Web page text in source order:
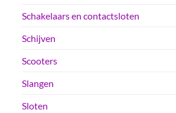
Schakelaars en contactsloten
Schijven
Scooters
Slangen
Sloten